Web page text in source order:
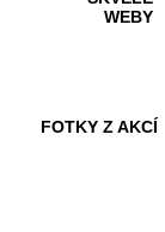
WEBY
FOTKY Z AKCÍ